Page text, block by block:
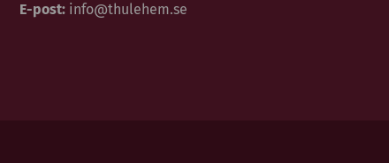
E-post: info@thulehem.se